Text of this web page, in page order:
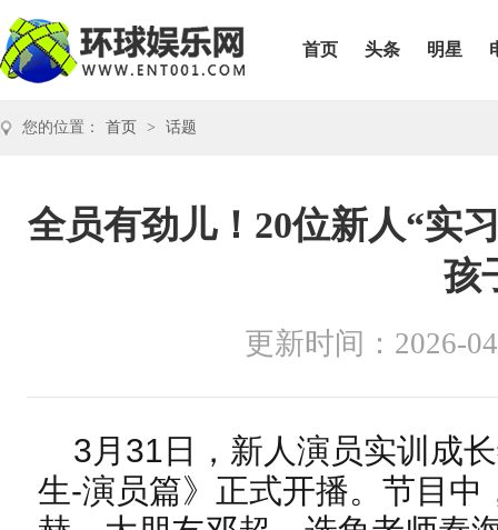
首页 头条 明星
您的位置： 首页 > 话题
全员有劲儿！20位新人“实
孩
更新时间：2026-
3月31日，新人演员实训成
生-演员篇》正式开播。节目